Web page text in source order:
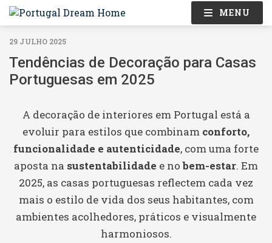
MENU
29 JULHO 2025
Tendências de Decoração para Casas
Portuguesas em 2025
A decoração de interiores em Portugal está a
evoluir para estilos que combinam conforto,
funcionalidade e autenticidade, com uma forte
aposta na sustentabilidade e nobem-estar. Em
2025, as casas portuguesas reflectem cada vez
mais o estilo de vida dos seus habitantes, com
ambientes acolhedores, práticos e visualmente
harmoniosos.